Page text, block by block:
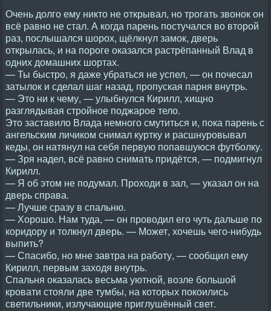
Очень долго ему никто не открывал, но трогать звонок он
всё равно не стал. А когда парень постучался во второй
раз, послышался шорох, щёлкнул замок, дверь
открылась, и на пороге оказался растрёпанный Влад в
одних домашних шортах.
— Ты быстро, я даже убраться не успел, — он почесал
затылок и сделал шаг назад, пропуская парня внутрь.
— Это ни к чему, — улыбнулся Кирилл, хищно
разглядывая стройное поджарое тело.
Это заставило Влада немного смутиться и, пока парень с
ангельским личиком снимал куртку и расшнуровывал
кеды, он натянул на себя первую попавшуюся футболку.
— Зря надел, всё равно снимать придётся, — подмигнул
Кирилл.
— Я об этом не подумал. Проходи в зал, — указал он на
дверь справа.
— Лучше сразу в спальню.
— Хорошо. Нам туда, — он проводил его чуть дальше по
коридору и толкнул дверь. — Может, хочешь чего-нибудь
выпить?
— Спасибо, но мне завтра на работу, — сообщил ему
Кирилл, первым заходя внутрь.
Спальня оказалась весьма уютной, возле большой
кровати стояли две тумбы, на которых покоились
светильники, излучающие приглушённый свет.